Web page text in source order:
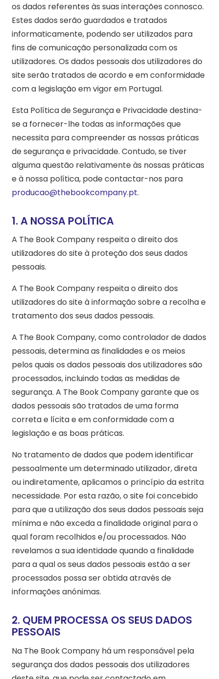
os dados referentes às suas interações connosco.
Estes dados serão guardados e tratados
informaticamente, podendo ser utilizados para
fins de comunicação personalizada com os
utilizadores. Os dados pessoais dos utilizadores do
site serão tratados de acordo e em conformidade
com a legislação em vigor em Portugal.
Esta Política de Segurança e Privacidade destina-
se a fornecer-lhe todas as informações que
necessita para compreender as nossas práticas
de segurança e privacidade. Contudo, se tiver
alguma questão relativamente às nossas práticas
e à nossa política, pode contactar-nos para
producao@thebookcompany.pt.
1. A NOSSA POLÍTICA
A The Book Company respeita o direito dos
utilizadores do site à proteção dos seus dados
pessoais.
A The Book Company respeita o direito dos
utilizadores do site à informação sobre a recolha e
tratamento dos seus dados pessoais.
A The Book Company, como controlador de dados
pessoais, determina as finalidades e os meios
pelos quais os dados pessoais dos utilizadores são
processados, incluindo todas as medidas de
segurança. A The Book Company garante que os
dados pessoais são tratados de uma forma
correta e lícita e em conformidade com a
legislação e as boas práticas.
No tratamento de dados que podem identificar
pessoalmente um determinado utilizador, direta
ou indiretamente, aplicamos o princípio da estrita
necessidade. Por esta razão, o site foi concebido
para que a utilização dos seus dados pessoais seja
mínima e não exceda a finalidade original para o
qual foram recolhidos e/ou processados. Não
revelamos a sua identidade quando a finalidade
para a qual os seus dados pessoais estão a ser
processados possa ser obtida através de
informações anónimas.
2. QUEM PROCESSA OS SEUS DADOS
PESSOAIS
Na The Book Company há um responsável pela
segurança dos dados pessoais dos utilizadores